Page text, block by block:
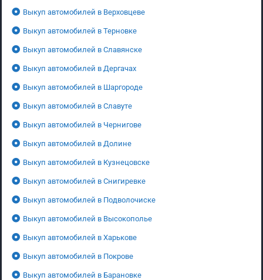
Выкуп автомобилей в Верховцеве
Выкуп автомобилей в Терновке
Выкуп автомобилей в Славянске
Выкуп автомобилей в Дергачах
Выкуп автомобилей в Шаргороде
Выкуп автомобилей в Славуте
Выкуп автомобилей в Чернигове
Выкуп автомобилей в Долине
Выкуп автомобилей в Кузнецовске
Выкуп автомобилей в Снигиревке
Выкуп автомобилей в Подволочиске
Выкуп автомобилей в Высокополье
Выкуп автомобилей в Харькове
Выкуп автомобилей в Покрове
Выкуп автомобилей в Барановке